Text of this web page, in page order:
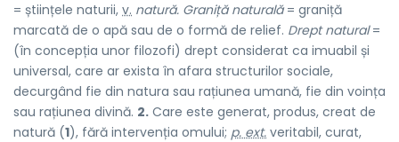
= științele naturii, v. natură. Graniță naturală= graniță
marcată de o apă sau de o formă de relief. Drept natural=
(în concepția unor filozofi) drept considerat ca imuabil și
universal, care ar exista în afara structurilor sociale,
decurgând fie din natura sau rațiunea umană, fie din voința
sau rațiunea divină. 2. Care este generat, produs, creat de
natură (1), fără intervenția omului; p. ext. veritabil, curat,